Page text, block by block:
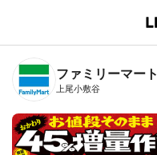
B
n
T
ファミリーマート
上尾小敷谷